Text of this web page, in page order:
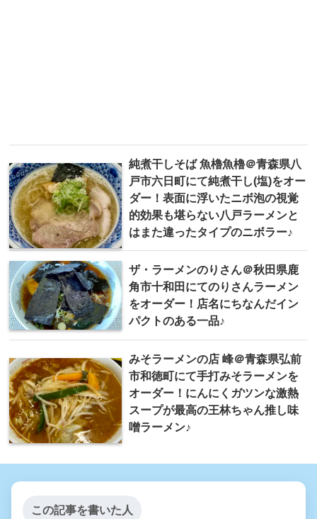
純煮干しそば 魚櫓魚櫓＠ 青森県八
戸市六日町にて純煮干し(塩)をオー
ダー！表面に浮いたニボ泡の視覚
的効果も堪らない八戸ラーメンと
はまた違ったタイプのニボラー♪
ザ・ラーメンのりさん＠秋田県鹿
角市十和田にてのりさんラーメン
をオーダー！店名にちなんだイン
パクトのある一品♪
みそラーメンの店 峰＠青森県弘前
市和徳町にて手打みそラーメンを
オーダー！にんにくガツンな激熱
スープが最高の王林ちゃん推し味
噌ラーメン♪
この記事を書いた人